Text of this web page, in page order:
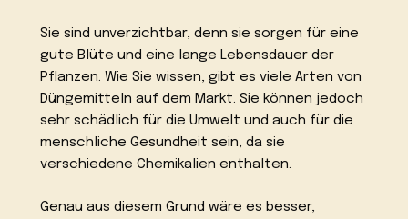
Sie sind unverzichtbar, denn sie sorgen für eine
gute Blüte und eine lange Lebensdauer der
Pflanzen. Wie Sie wissen, gibt es viele Arten von
Düngemitteln auf dem Markt. Sie können jedoch
sehr schädlich für die Umwelt und auch für die
menschliche Gesundheit sein, da sie
verschiedene Chemikalien enthalten.
Genau aus diesem Grund wäre es besser,